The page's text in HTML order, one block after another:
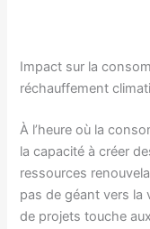
Impact sur la
réchauffement
À l’heure où la
la capacité à créer
ressources
pas de géant vers la
de projets touche